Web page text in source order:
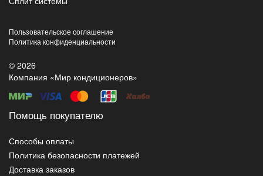
Пользовательское соглашение
Политика конфиденциальности
© 2026
Компания «Мир кондиционеров»
Помощь покупателю
Способы оплаты
Политика безопасности платежей
Доставка заказов